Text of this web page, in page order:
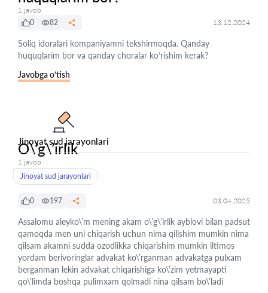
1 javob
0
82 13.12.2024
Soliq idoralari kompaniyamni tekshirmoqda. Qanday
huquqlarim bor va qanday choralar ko‘rishim kerak?
Javobga o‘tish
Jinoyat sud jarayonlari
O\’g\’irlik
1 javob
Jinoyat sud jarayonlari
0 197 03.04.2025
Assalomu aleyko\’m mening akam o\’g\’irlik ayblovi bilan padsut
qamoqda men uni chiqarish uchun nima qilishim mumkin nima
qilsam akamni sudda ozodlikka chiqarishim mumkin iltimos
yordam berivoringlar advakat ko\’rganman advakatga pulxam
berganman lekin advakat chiqarishiga ko\’zim yetmayapti
qo\’limda boshqa pulimxam qolmadi nina qilsam bo\’ladi